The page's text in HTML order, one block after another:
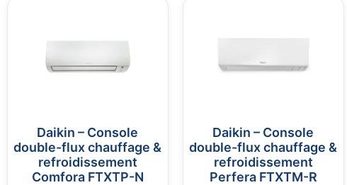
Daikin – Console
double-flux chauffage &
refroidissement
Comfora FTXTP-N
Daikin – Console
double-flux chauffage &
refroidissement
Perfera FTXTM-R